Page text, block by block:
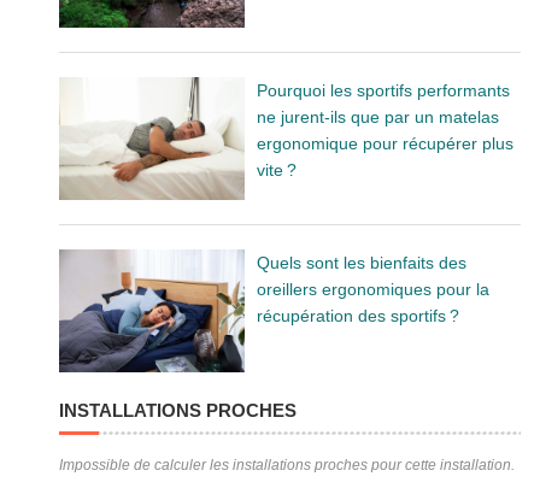
Pourquoi les sportifs performants
ne jurent-ils que par un matelas
ergonomique pour récupérer plus
vite ?
Quels sont les bienfaits des
oreillers ergonomiques pour la
récupération des sportifs ?
INSTALLATIONS PROCHES
Impossible de calculer les installations proches pour cette installation.